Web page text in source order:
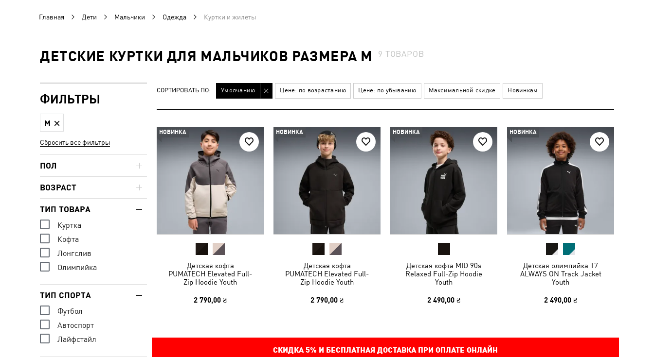
Главная Дети Мальчики Одежда Куртки и жилеты
ДЕТСКИЕ КУРТКИ ДЛЯ МАЛЬЧИКОВ РАЗМЕРА M 9 ТОВАРОВ
СОРТИРОВАТЬ ПО: Умолчанию Цене: по возрастанию Цене: по убыванию Максимальной скидке Новинкам
НОВИНКА
Детская кофта
PUMATECH Elevated Full-
Zip Hoodie Youth
2 790,00 ₴
НОВИНКА
Детская кофта
PUMATECH Elevated Full-
Zip Hoodie Youth
2 790,00 ₴
НОВИНКА
Детская кофта MID 90s
Relaxed Full-Zip Hoodie
Youth
2 490,00 ₴
НОВИНКА
Детская олимпийка T7
ALWAYS ON Track Jacket
Youth
2 490,00 ₴
СКИДКА 5% И БЕСПЛАТНАЯ ДОСТАВКА ПРИ ОПЛАТЕ ОНЛАЙН
ФИЛЬТРЫ
M
Сбросить все фильтры
ПОЛ
ВОЗРАСТ
ТИП ТОВАРА
Куртка
Кофта
Лонгслив
Олимпийка
ТИП СПОРТА
Футбол
Автоспорт
Лайфстайл